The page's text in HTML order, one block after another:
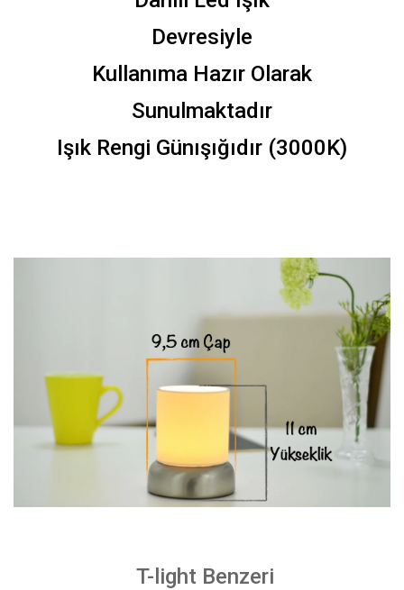
Devresiyle
Kullanıma Hazır Olarak
Sunulmaktadır
Işık Rengi Günışığıdır (3000K)
T-light Benzeri